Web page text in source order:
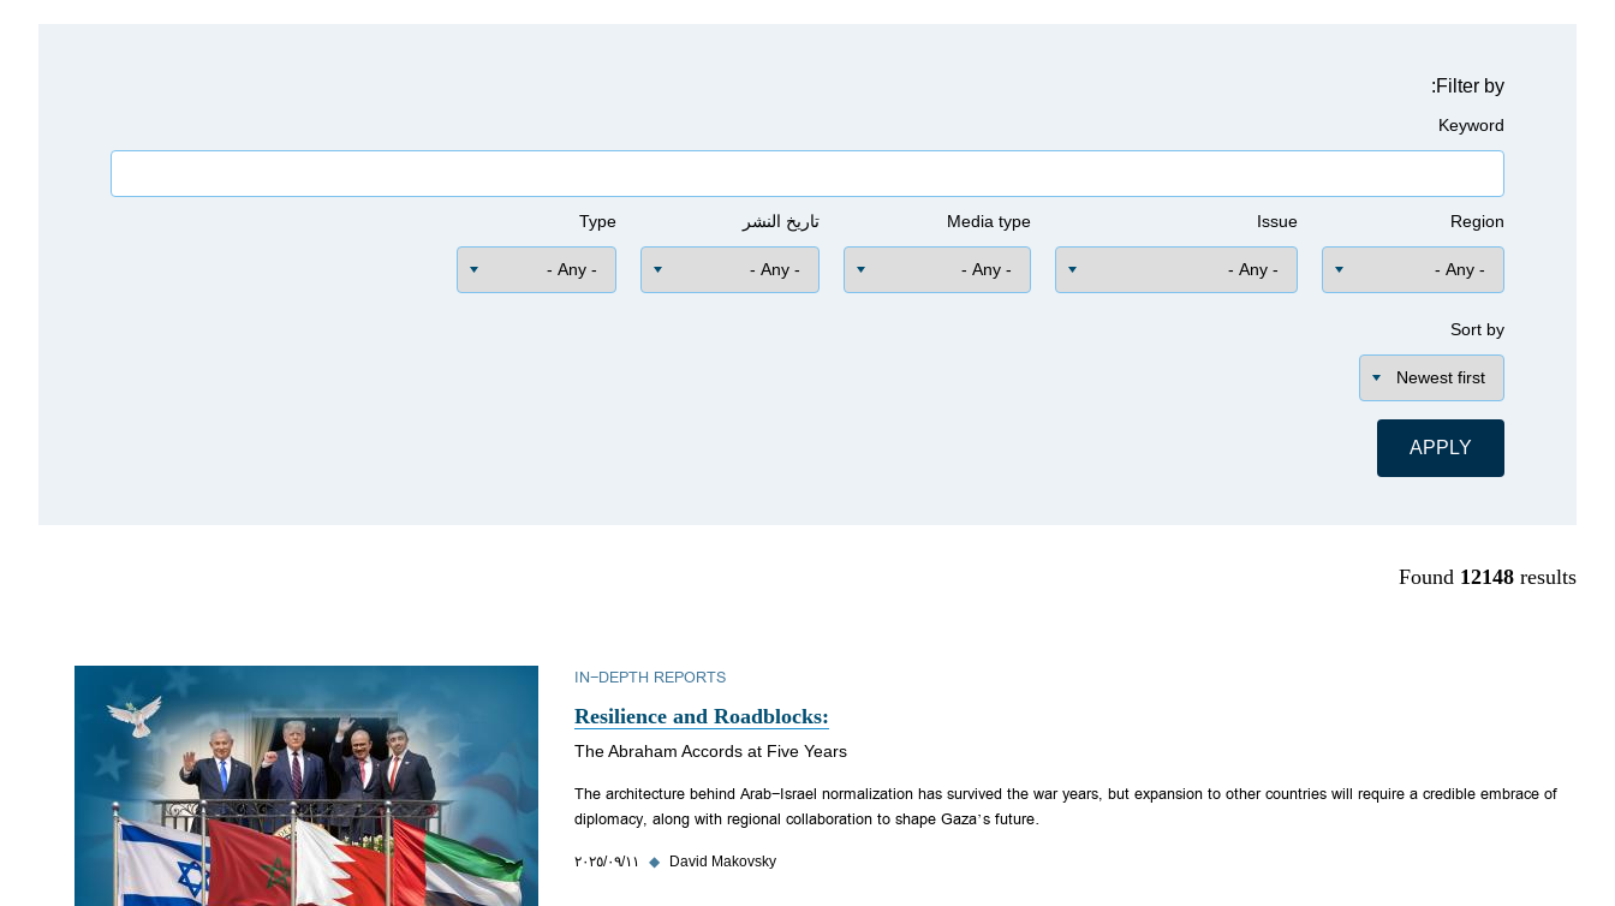
Filter by:
Keyword
Region
Issue
Media type تاريخ النشر Type
Sort by
Found 12148 results
IN-DEPTH REPORTS
Resilience and Roadblocks:
The Abraham Accords at Five Years
The architecture behind Arab-Israel normalization has survived the war years, but expansion to other countries will require a credible embrace of
diplomacy, along with regional collaboration to shape Gaza’s future.
١١‏/٠٩‏/٢٠٢٥ ◆ David Makovsky